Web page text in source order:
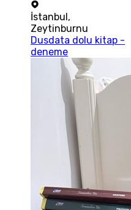
İstanbul,
Zeytinburnu
Dusdata dolu kitap -
deneme